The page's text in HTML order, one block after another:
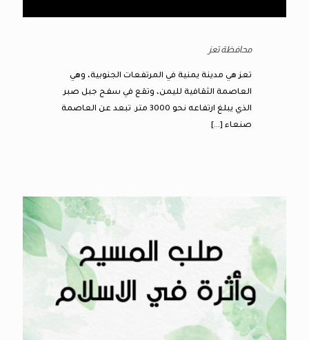
محافظة تعز
تعز هي مدينة يمنية في المرتفعات الجنوبية، وهي
العاصمة الثقافية لليمن، وتقع في سفح جبل صبر
الذي يبلغ ارتفاعه نحو 3000 متر. تبعد عن العاصمة
صنعاء […]